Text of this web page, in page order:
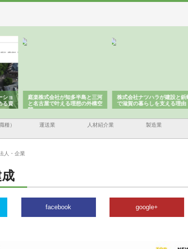
庭楽株式会社が知多半島と三河
と名古屋で叶える理想の外構空
間
株式会社ナツハラが建設と鋲螺
で滋賀の暮らしを支える理由
種） 運送業 人材紹介業 製造業
人・企業
facebook google+